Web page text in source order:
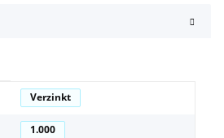
Verzinkt
1.000